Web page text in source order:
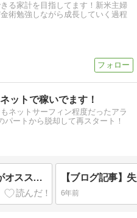
る家計を目指してます！新米主婦
術勉強しながら成長していく過程
ットで稼いでます！
ネットサーフィン程度だったアラ
パートから脱却して再スタート！
副業初心者にアフィリエイトがオススメな理由は?成功に必要な5つのもの
6年前